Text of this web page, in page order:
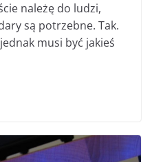
należę do ludzi,
są potrzebne. Tak.
musi być jakieś